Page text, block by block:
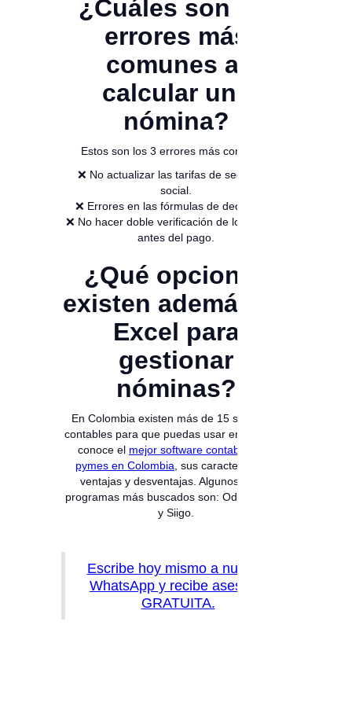
¿Cuáles son los
errores más
comunes al
calcular una
nómina?
Estos son los 3 errores más comunes:
❌ No actualizar las tarifas de seguridad
social.
❌ Errores en las fórmulas de deducción.
❌ No hacer doble verificación de los montos
antes del pago.
¿Qué opciones
existen además de
Excel para
gestionar
nóminas?
En Colombia existen más de 15 softwares
contables para que puedas usar en tu pyme,
conoce el mejor software contable para
pymes en Colombia , sus características,
ventajas y desventajas. Algunos de los
programas más buscados son: Oddo, Alegra
y Siigo.
Escribe hoy mismo a nuestro
WhatsApp y recibe asesoría
GRATUITA.